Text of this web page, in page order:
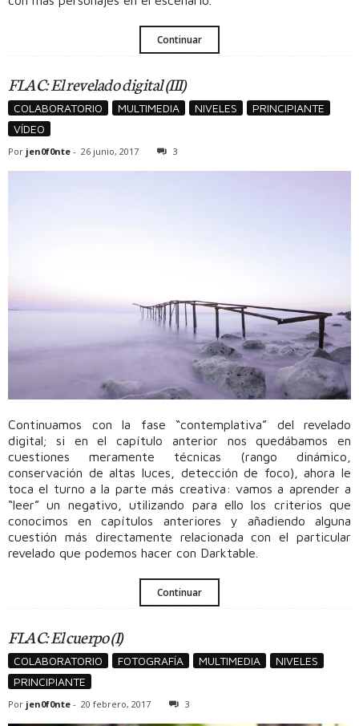
Continuar
FLAC: El revelado digital (III)
COLABORATORIO MULTIMEDIA NIVELES
PRINCIPIANTE
VÍDEO
Por jen0f0nte - 26 junio, 2017 3
Continuamos con la fase “contemplativa” del revelado
digital; si en el capítulo anterior nos quedábamos en
cuestiones meramente técnicas (rango dinámico,
conservación de altas luces, detección de foco), ahora le
toca el turno a la parte más creativa: vamos a aprender a
“leer” un negativo, utilizando para ello los criterios que
conocimos en capítulos anteriores y añadiendo alguna
cuestión más directamente relacionada con el particular
revelado que podemos hacer con Darktable.
Continuar
FLAC: El cuerpo (I)
COLABORATORIO FOTOGRAFÍA MULTIMEDIA
NIVELES
PRINCIPIANTE
Por jen0f0nte - 20 febrero, 2017 3